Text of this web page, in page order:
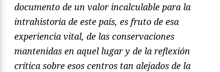
documento de un valor incalculable para la
intrahistoria de este país, es fruto de esa
experiencia vital, de las conservaciones
mantenidas en aquel lugar y de la reflexión
crítica sobre esos centros tan alejados de la